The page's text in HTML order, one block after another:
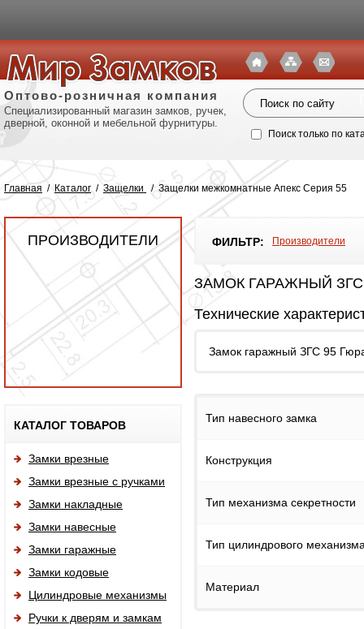
Оптово-розничная компания
Специализированный магазин замков, ручек,
дверной, оконной и мебельной фурнитуры.
Поиск только по
Главная / Каталог / Защелки / Защелки межкомнатные Апекс Серия 55
ПРОИЗВОДИТЕЛИ
КАТАЛОГ ТОВАРОВ
Замки врезные
Замки врезные с ручками
Замки накладные
Замки навесные
Замки гаражные
Замки кодовые
Цилиндровые механизмы
Ручки к дверям и замкам
ФИЛЬТР: Производители
ЗАМОК ГАРАЖНЫЙ
Технические
Замок гаражный ЗГС 95
Тип навесного замка
Конструкция
Тип механизма секретности
Тип цилиндрового
Материал